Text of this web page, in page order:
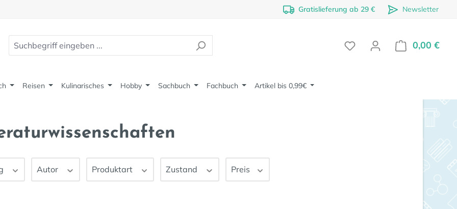
Gratislieferung ab 29 € Newsletter
0,00 €
Reisen Kulinarisches Hobby Sachbuch Fachbuch Artikel bis 0,99€
Autor Produktart Zustand Preis